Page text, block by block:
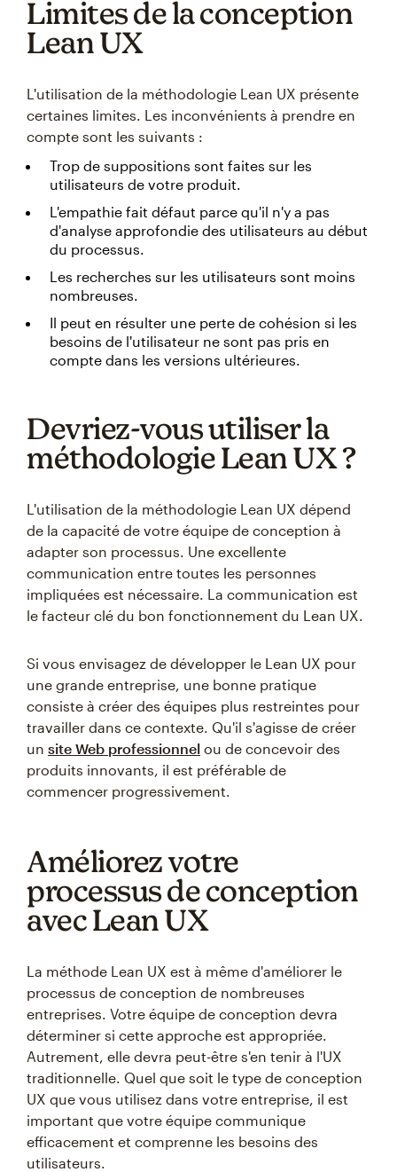
Limites de la conception
Lean UX
L'utilisation de la méthodologie Lean UX présente
certaines limites. Les inconvénients à prendre en
compte sont les suivants :
Trop de suppositions sont faites sur les
utilisateurs de votre produit.
L'empathie fait défaut parce qu'il n'y a pas
d'analyse approfondie des utilisateurs au début
du processus.
Les recherches sur les utilisateurs sont moins
nombreuses.
Il peut en résulter une perte de cohésion si les
besoins de l'utilisateur ne sont pas pris en
compte dans les versions ultérieures.
Devriez-vous utiliser la
méthodologie Lean UX ?
L'utilisation de la méthodologie Lean UX dépend
de la capacité de votre équipe de conception à
adapter son processus. Une excellente
communication entre toutes les personnes
impliquées est nécessaire. La communication est
le facteur clé du bon fonctionnement du Lean UX.
Si vous envisagez de développer le Lean UX pour
une grande entreprise, une bonne pratique
consiste à créer des équipes plus restreintes pour
travailler dans ce contexte. Qu'il s'agisse de créer
un site Web professionnel ou de concevoir des
produits innovants, il est préférable de
commencer progressivement.
Améliorez votre
processus de conception
avec Lean UX
La méthode Lean UX est à même d'améliorer le
processus de conception de nombreuses
entreprises. Votre équipe de conception devra
déterminer si cette approche est appropriée.
Autrement, elle devra peut-être s'en tenir à l'UX
traditionnelle. Quel que soit le type de conception
UX que vous utilisez dans votre entreprise, il est
important que votre équipe communique
efficacement et comprenne les besoins des
utilisateurs.